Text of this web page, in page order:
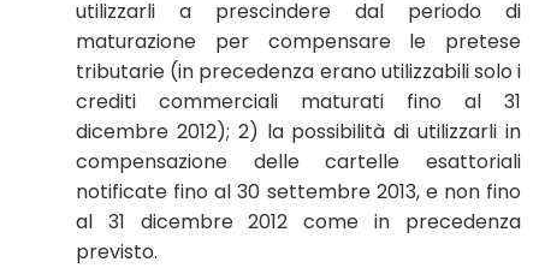
utilizzarli a prescindere dal periodo di
maturazione per compensare le pretese
tributarie (in precedenza erano utilizzabili solo i
crediti commerciali maturati fino al 31
dicembre 2012); 2) la possibilità di utilizzarli in
compensazione delle cartelle esattoriali
notificate fino al 30 settembre 2013, e non fino
al 31 dicembre 2012 come in precedenza
previsto.